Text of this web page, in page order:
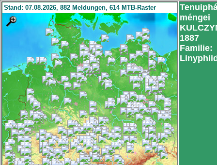
méngei
1887
Familie:
Stand: 07.08.2026, 882 Meldungen, 614 MTB-Raster